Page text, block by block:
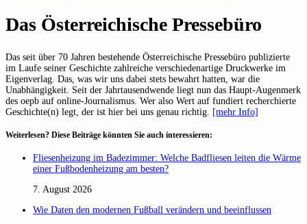
Das Österreichische Pressebüro
Das seit über 70 Jahren bestehende Österreichische Pressebüro publizierte
im Laufe seiner Geschichte zahlreiche verschiedenartige Druckwerke im
Eigenverlag. Das, was wir uns dabei stets bewahrt hatten, war die
Unabhängigkeit. Seit der Jahrtausendwende liegt nun das Haupt-Augenmerk
des oepb auf online-Journalismus. Wer also Wert auf fundiert recherchierte
Geschichte(n) legt, der ist hier bei uns genau richtig. [mehr Info]
Weiterlesen? Diese Beiträge könnten Sie auch interessieren:
Fliesenheizung im Badezimmer: Welche Badfliesen leiten die Wärme
einer Fußbodenheizung am besten?
7. August 2026
Wie Daten den modernen Fußball verändern und beeinflussen